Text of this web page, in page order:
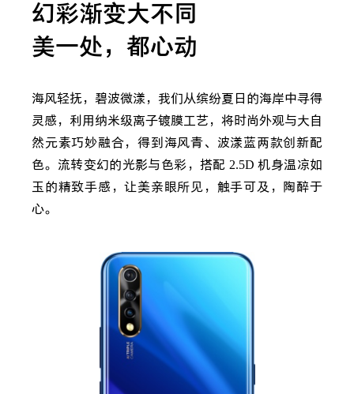
幻彩渐变大不同
美一处，都心动
海风轻抚，碧波微漾，我们从缤纷夏日的海岸中寻得
灵感，利用纳米级离子镀膜工艺，将时尚外观与大自
然元素巧妙融合，得到海风青、波漾蓝两款创新配
色。流转变幻的光影与色彩，搭配 2.5D机身温凉如
玉的精致手感，让美亲眼所见，触手可及，陶醉于
心。